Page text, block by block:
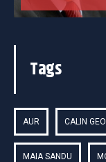
Tags
AUR CALIN
MAIA SANDU